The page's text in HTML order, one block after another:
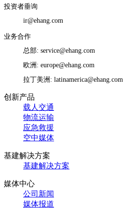
投资者垂询
ir@ehang.com
业务合作
总部: service@ehang.com
欧洲: europe@ehang.com
拉丁美洲: latinamerica@ehang.com
创新产品
载人交通
物流运输
应急救援
空中媒体
基建解决方案
基建解决方案
媒体中心
公司新闻
媒体报道